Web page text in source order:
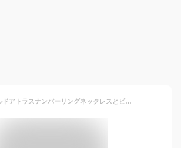
ピンクゴールドアトラスナンバーリングネックレスとピアス1ペアセット サージカルステンレス316L製 レディース プレゼント ギフト 女性 クリスマス ホワイトデー 誕生日 結婚記念日 ローマ数字 クリスタル ジルコニア キャッチピアス チョーカー ペンダント チェーン メンズ